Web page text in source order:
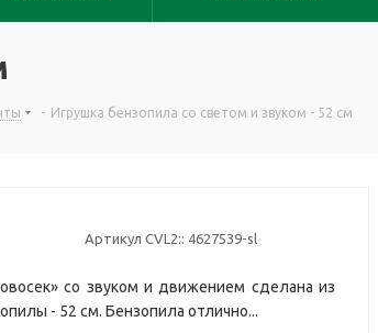
- Игрушка бензопила со светом и звуком - 52 см
Артикул CVL2:: 4627539-sl
со звуком и движением сделана из
- 52 см. Бензопила отлично...